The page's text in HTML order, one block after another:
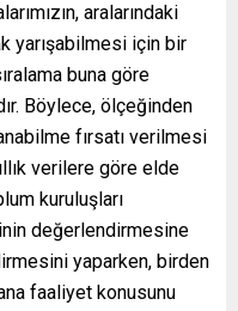
aralarındaki
yarışabilmesi için bir
buna göre
Böylece, ölçeğinden
fırsatı verilmesi
verilere göre elde
kuruluşları
değerlendirmesine
yaparken, birden
faaliyet konusunu